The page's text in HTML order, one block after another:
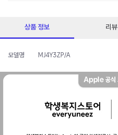
상품 정보 리뷰
모델명 MJ4Y3ZP/A